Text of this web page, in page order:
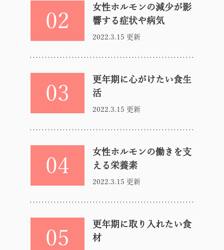
02
女性ホルモンの減少が影
響する症状や病気
2022.3.15 更新
03
更年期に心がけたい食生
活
2022.3.15 更新
04
女性ホルモンの働きを支
える栄養素
2022.3.15 更新
05
更年期に取り入れたい食
材